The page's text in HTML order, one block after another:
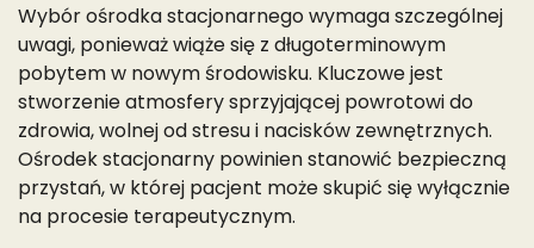
Wybór ośrodka stacjonarnego wymaga szczególnej
uwagi, ponieważ wiąże się z długoterminowym
pobytem w nowym środowisku. Kluczowe jest
stworzenie atmosfery sprzyjającej powrotowi do
zdrowia, wolnej od stresu i nacisków zewnętrznych.
Ośrodek stacjonarny powinien stanowić bezpieczną
przystań, w której pacjent może skupić się wyłącznie
na procesie terapeutycznym.